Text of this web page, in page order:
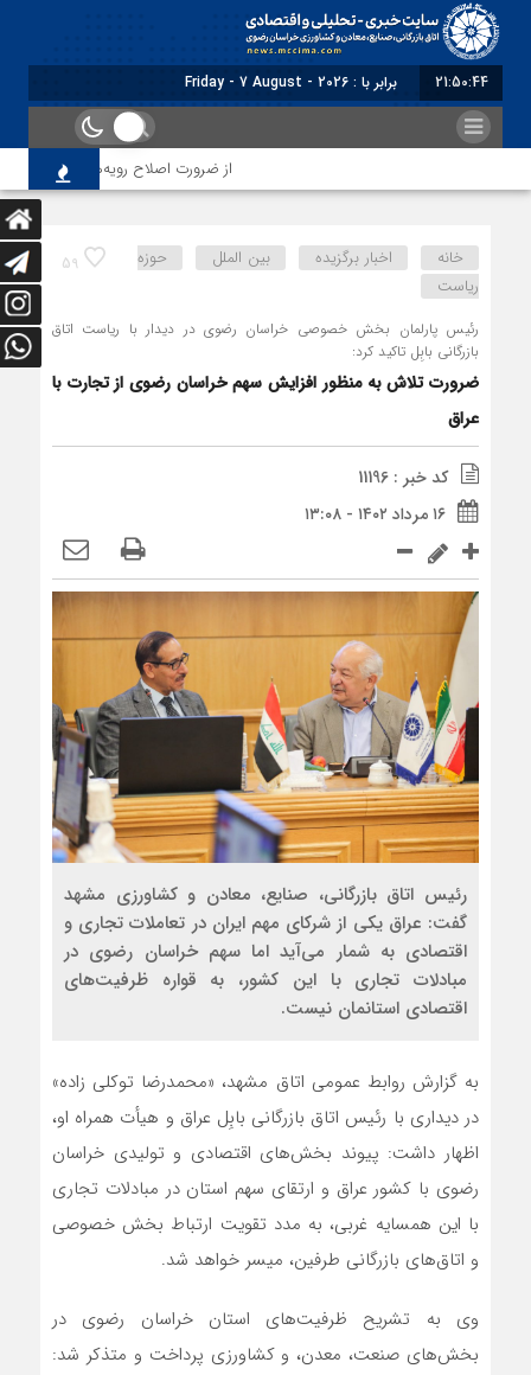
21:50:47 برابر با : Friday - 7 August - 2026
از ضرورت اصلاح رویه‌های بازرسی تا لزوم
59 خانه اخبار برگزیده بین الملل
حوزه
ریاست
رئیس پارلمان بخش خصوصی خراسان رضوی در دیدار با ریاست اتاق
بازرگانی بابِل تاکید کرد:
ضرورت تلاش به منظور افزایش سهم خراسان رضوی از تجارت با
عراق
کد خبر : 11196
۱۶ مرداد ۱۴۰۲ - ۱۳:۰۸
رئیس اتاق بازرگانی، صنایع، معادن و کشاورزی مشهد
گفت: عراق یکی از شرکای مهم ایران در تعاملات تجاری و
اقتصادی به شمار می‌آید اما سهم خراسان رضوی در
مبادلات تجاری با این کشور، به قواره ظرفیت‌های
اقتصادی استانمان نیست.
به گزارش روابط عمومی اتاق مشهد، «محمدرضا توکلی زاده»
در دیداری با رئیس اتاق بازرگانی بابِل عراق و هیأت همراه او،
اظهار داشت: پیوند بخش‌های اقتصادی و تولیدی خراسان
رضوی با کشور عراق و ارتقای سهم استان در مبادلات تجاری
با این همسایه غربی، به مدد تقویت ارتباط بخش خصوصی
و اتاق‌های بازرگانی طرفین، میسر خواهد شد.
وی به تشریح ظرفیت‌های استان خراسان رضوی در
بخش‌های صنعت، معدن، و کشاورزی پرداخت و متذکر شد: